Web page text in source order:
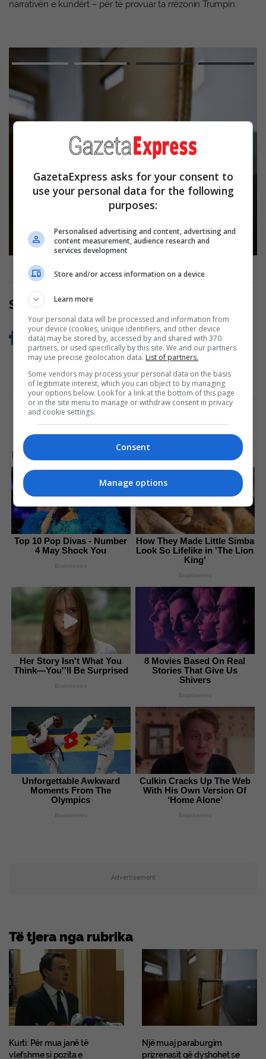
narrativën e kundërt – për të provuar ta rrëzonin Trumpin.
nesër, Kurti thotë se seanca s’mund të
vazhdojë pa e zgjidhur çështjen e
Presidentit
Read more
Advertisement
Skip Ad ❯
Share Now
LAJME NGA INTERNETI
Top 10 Pop Divas - Number
4 May Shock You
Brainberries
How They Made Little Simba
Look So Lifelike in 'The Lion
King'
Brainberries
Her Story Isn't What You
Think—You''ll Be Surprised
Brainberries
8 Movies Based On Real
Stories That Give Us
Shivers
Brainberries
Unforgettable Awkward
Moments From The
Olympics
Brainberries
Culkin Cracks Up The Web
With His Own Version Of
‘Home Alone’
Brainberries
Advertisement
Të tjera nga rubrika
Kurti: Për mua janë të
vlefshme si pozita e
Një muaj paraburgim
prizrenasit që dyshohet se
GazetaExpress asks for your consent to
use your personal data for the following
purposes:
Personalised advertising and content, advertising and
content measurement, audience research and
services development
Store and/or access information on a device
Learn more
Your personal data will be processed and information from
your device (cookies, unique identifiers, and other device
data) may be stored by, accessed by and shared with 370
partners, or used specifically by this site. We and our partners
may use precise geolocation data. List of partners.
Some vendors may process your personal data on the basis
of legitimate interest, which you can object to by managing
your options below. Look for a link at the bottom of this page
or in the site menu to manage or withdraw consent in privacy
and cookie settings.
Consent
Manage options